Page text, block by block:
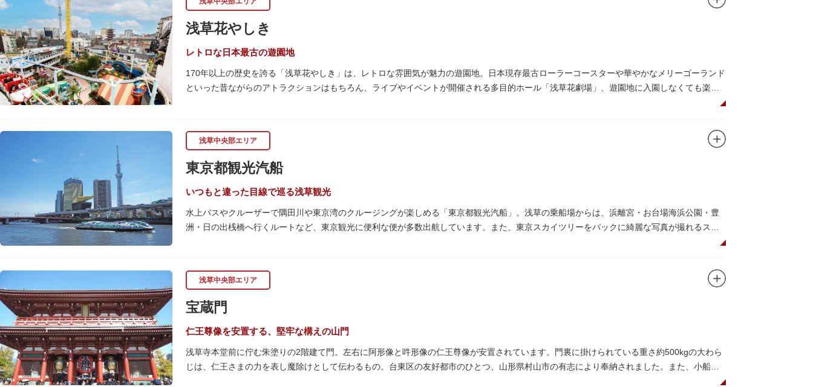
となっています。
浅草の街並みに溶け込む平屋を重ねたようなおしゃれな外観は、日本を代表する建築家・隈研吾氏によるデザイン。木の温もりあふれる空間
は、初めて日本を訪れる海外ツーリストにも優しい印象を与えています。
浅草花やしき
レトロな日本最古の遊園地
170年以上の歴史を誇る「浅草花やしき」は、レトロな雰囲気が魅力の遊園地。日本現存最古ローラーコースターや華やかなメリーゴーランド
といった昔ながらのアトラクションはもちろん、ライブやイベントが開催される多目的ホール「浅草花劇場」、遊園地に入園しなくても楽し
浅草花やしきは、江戸時代末期の1853年に造園師・森田六三郎により、牡丹と菊細工を主とした花園（かえん）として誕生しました。明治時
代に入ると遊戯施設が置かれ、珍鳥や猛獣、見世物の展示などでも評判に。全国有数の動物園としても知られるようになりました。戦後は遊
園地として再開し、温かさと懐かしさを併せ持つレトロなアトラクションや雰囲気で人気のスポットとなっています。幼児（0歳～4歳）は入
園とのりもの料が無料で、年齢や身長制限の無いアトラクションもあり、子どもの遊園地デビューにもぴったりです。
浅草中央部エリア
東京都観光汽船
いつもと違った目線で巡る浅草観光
水上バスやクルーザーで隅田川や東京湾のクルージングが楽しめる「東京都観光汽船」。浅草の乗船場からは、浜離宮・お台場海浜公園・豊
洲・日の出桟橋へ行くルートなど、東京観光に便利な便が多数出航しています。また、東京スカイツリーをバックに綺麗な写真が撮れるスポ
漫画・アニメ界の巨匠、松本零士氏が宇宙船をイメージしてデザインした船や、約300人が乗船可能なアメリカンな大型船など多種多様な船体
も魅力。目的や人数にあわせてコースや時間帯を選べるチャータークルーズも行われています。
浅草中央部エリア
宝蔵門
仁王尊像を安置する、堅牢な構えの山門
浅草寺本堂前に佇む朱塗りの2階建て門。左右に阿形像と吽形像の仁王尊像が安置されています。門裏に掛けられている重さ約500kgの大わら
じは、仁王さまの力を表し魔除けとして伝わるもの。台東区の友好都市のひとつ、山形県村山市の有志により奉納されました。また、小船町